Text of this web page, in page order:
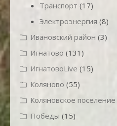
Транспорт (17)
Электроэнергия (8)
Ивановский район (3)
Игнатово (131)
ИгнатовоLive (15)
Коляново (55)
Коляновское поселение
Победы (15)